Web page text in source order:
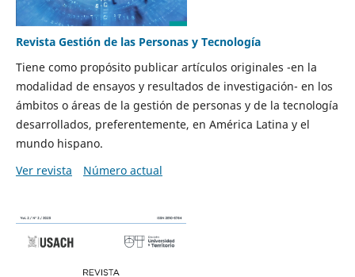
Revista Gestión de las Personas y Tecnología
Tiene como propósito publicar artículos originales -en la
modalidad de ensayos y resultados de investigación- en los
ámbitos o áreas de la gestión de personas y de la tecnología
desarrollados, preferentemente, en América Latina y el
mundo hispano.
Ver revista
Número actual